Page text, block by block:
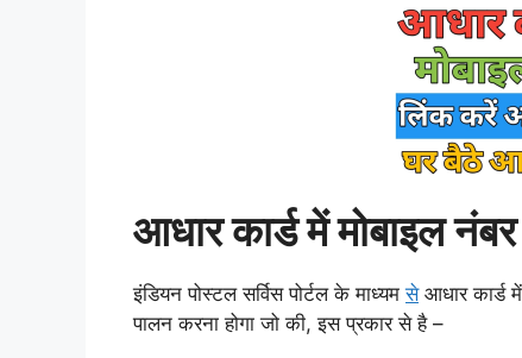
आधार कार्ड में मोबाइल
इंडियन पोस्टल सर्विस पोर्टल के माध्यमसेआधार कार्ड
पालन करना होगा जो की, इस प्रकार से है –